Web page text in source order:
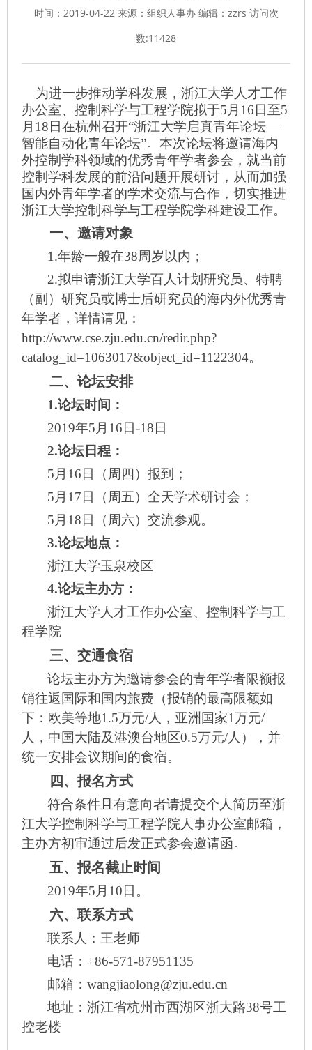
时间：2019-04-22 来源：组织人事办 编辑：zzrs 访问次
数:11428
为进一步推动学科发展，浙江大学人才工作
办公室、控制科学与工程学院拟于5月16日至5
月18日在杭州召开“浙江大学启真青年论坛―
智能自动化青年论坛”。本次论坛将邀请海内
外控制学科领域的优秀青年学者参会，就当前
控制学科发展的前沿问题开展研讨，从而加强
国内外青年学者的学术交流与合作，切实推进
浙江大学控制科学与工程学院学科建设工作。
一、邀请对象
1.年龄一般在38周岁以内；
2.拟申请浙江大学百人计划研究员、特聘
（副）研究员或博士后研究员的海内外优秀青
年学者，详情请见：
http://www.cse.zju.edu.cn/redir.php?
catalog_id=1063017&object_id=1122304。
二、论坛安排
1.论坛时间：
2019年5月16日-18日
2.论坛日程：
5 月16日（周四）报到；
5 月17日（周五）全天学术研讨会；
5 月18日（周六）交流参观。
3.论坛地点：
浙江大学玉泉校区
4.论坛主办方：
浙江大学人才工作办公室、控制科学与工
程学院
三、交通食宿
论坛主办方为邀请参会的青年学者限额报
销往返国际和国内旅费（报销的最高限额如
下：欧美等地1.5万元/人，亚洲国家1万元/
人，中国大陆及港澳台地区0.5万元/人），并
统一安排会议期间的食宿。
四、报名方式
符合条件且有意向者请提交个人简历至浙
江大学控制科学与工程学院人事办公室邮箱，
主办方初审通过后发正式参会邀请函。
五、报名截止时间
2019年5月10日。
六、联系方式
联系人：王老师
电话：+86-571-87951135
邮箱：wangjiaolong@zju.edu.cn
地址：浙江省杭州市西湖区浙大路38号工
控老楼